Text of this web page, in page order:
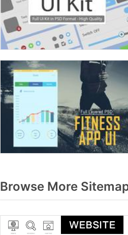
Browse More